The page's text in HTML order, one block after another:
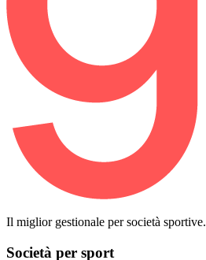
Il miglior gestionale per società sportive.
Società per sport